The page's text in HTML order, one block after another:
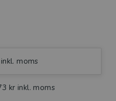
moms
kr inkl. moms